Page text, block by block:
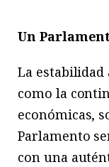
Un
La estabilidad
como la
económicas,
Parlamento
con una